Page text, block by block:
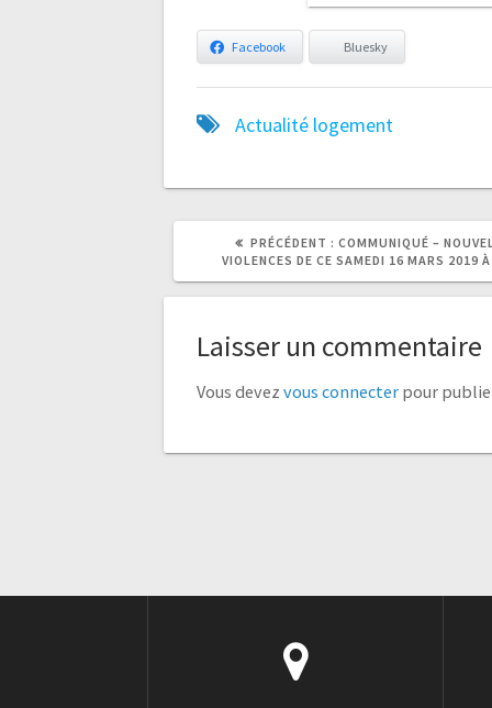
Facebook Bluesky
Actualité logement
PRÉCÉDENT :
ARTICLE
PRÉCÉDENT
COMMUNIQUÉ –
VIOLENCES DE CE SAMEDI 16 MARS 2019
ARTICLE
Laisser un commentaire
Vous devezvous connecter pour